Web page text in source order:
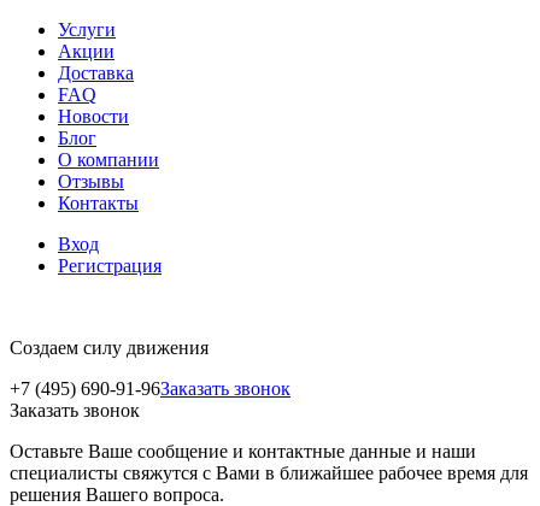
Услуги
Акции
Доставка
FAQ
Новости
Блог
О компании
Отзывы
Контакты
Вход
Регистрация
Создаем силу движения
+7 (495) 690-91-96Заказать звонок
Заказать звонок
Оставьте Ваше сообщение и контактные данные и наши
специалисты свяжутся с Вами в ближайшее рабочее время для
решения Вашего вопроса.